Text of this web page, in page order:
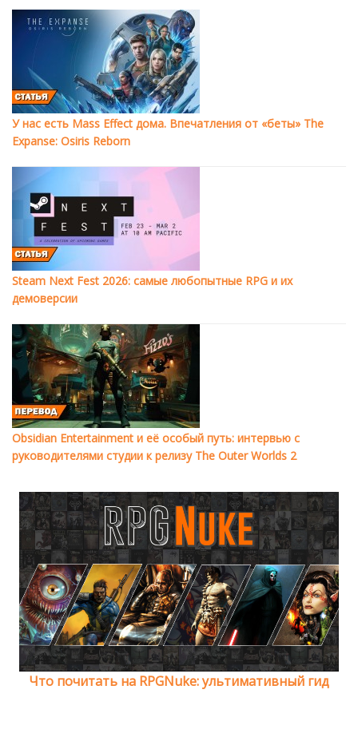
У нас есть Mass Effect дома. Впечатления от «беты» The
Expanse: Osiris Reborn
Steam Next Fest 2026: самые любопытные RPG и их
демоверсии
Obsidian Entertainment и её особый путь: интервью с
руководителями студии к релизу The Outer Worlds 2
Что почитать на RPGNuke: ультимативный гид